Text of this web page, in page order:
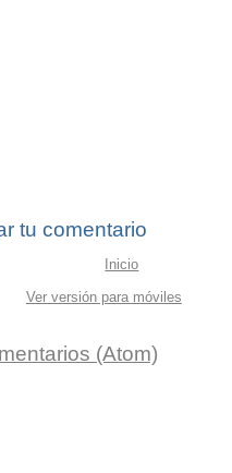
tu comentario
Inicio
Ver versión para móviles
(Atom)